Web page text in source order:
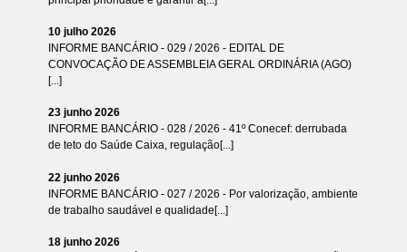
10 julho 2026
INFORME BANCÁRIO - 029 / 2026 - EDITAL DE
CONVOCAÇÃO DE ASSEMBLEIA GERAL ORDINÁRIA (AGO)
[...]
23 junho 2026
INFORME BANCÁRIO - 028 / 2026 - 41º Conecef: derrubada
de teto do Saúde Caixa, regulação[...]
22 junho 2026
INFORME BANCÁRIO - 027 / 2026 - Por valorização, ambiente
de trabalho saudável e qualidade[...]
18 junho 2026